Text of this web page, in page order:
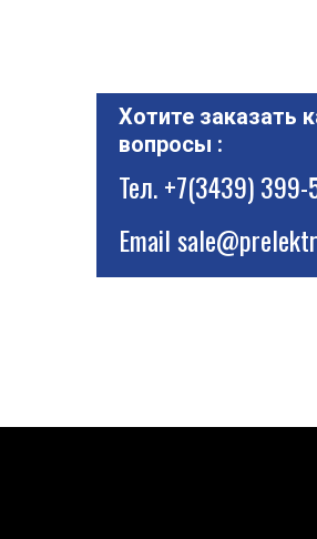
Хотите заказать
вопросы :
Тел.+7(3439) 399-
Email